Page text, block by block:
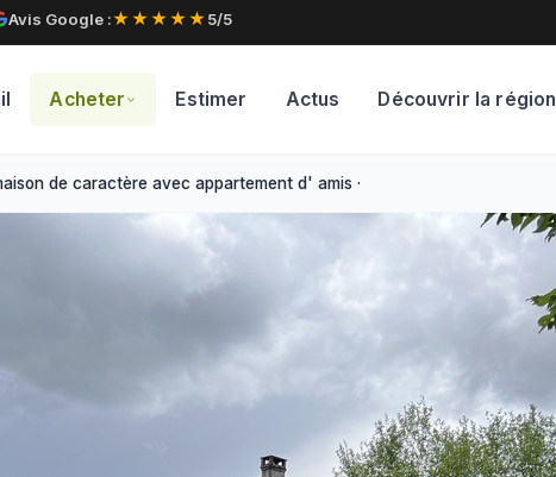
Avis Google :★★★★★5/5
Acheter Estimer Actus Découvrir la région
de caractère avec appartement d' amis · Réf. 2331